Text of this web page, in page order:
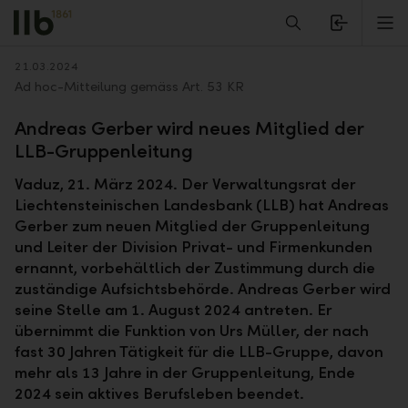
Alerts.Headline
Zurück
21.03.2024
Ad hoc-Mitteilung gemäss Art. 53 KR
Andreas Gerber wird neues Mitglied der
LLB-Gruppenleitung
Vaduz, 21. März 2024. Der Verwaltungsrat der
Liechtensteinischen Landesbank (LLB) hat Andreas
Gerber zum neuen Mitglied der Gruppenleitung
und Leiter der Division Privat- und Firmenkunden
ernannt, vorbehältlich der Zustimmung durch die
zuständige Aufsichtsbehörde. Andreas Gerber wird
seine Stelle am 1. August 2024 antreten. Er
übernimmt die Funktion von Urs Müller, der nach
fast 30 Jahren Tätigkeit für die LLB-Gruppe, davon
mehr als 13 Jahre in der Gruppenleitung, Ende
2024 sein aktives Berufsleben beendet.